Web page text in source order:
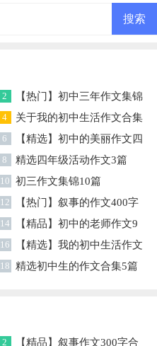
2
【热门】初中三年作文集锦
六篇
4
关于我的初中生活作文合集
七篇
6
【精选】初中的美丽作文四
篇
8 精选四年级活动作文3篇
10 初三作文集锦10篇
12
【热门】叙事的作文400字
集锦7篇
14
【精品】初中的老师作文9
篇
16
【精选】我的初中生活作文
汇编八篇
18 精选初中生的作文合集5篇
2 【精品】叙事作文300字合